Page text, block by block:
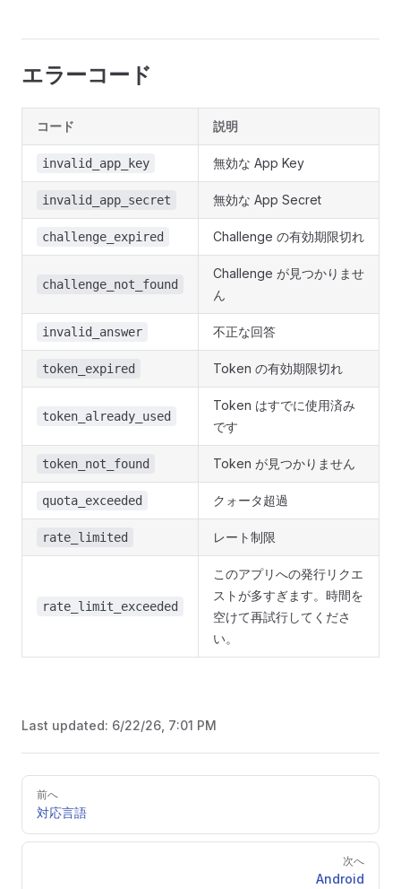
エラーコード
コード 説明
invalid_app_key 無効な App Key
invalid_app_secret 無効な App Secret
challenge_expired Challenge の有効期限切れ
challenge_not_found
Challenge が見つかりませ
ん
invalid_answer 不正な回答
token_expired Token の有効期限切れ
token_already_used
Token はすでに使用済み
です
token_not_found Token が見つかりません
quota_exceeded クォータ超過
rate_limited レート制限
rate_limit_exceeded
このアプリへの発行リクエ
ストが多すぎます。時間を
空けて再試行してくださ
い。
Last updated: 6/22/26, 7:01 PM
Pager
前へ
対応言語
次へ
Android